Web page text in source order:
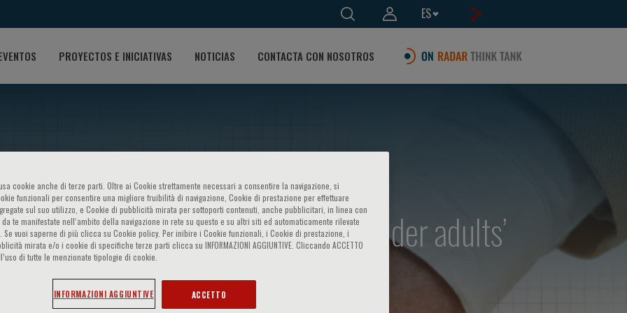
ES
PROYECTOS E INICIATIVAS NOTICIAS CONTACTA CON NOSOTROS
Global Geriatric Task Force for older adults’
cookie anche di terze parti. Oltre ai Cookie strettamente necessari a consentire la navigazione, si
funzionali per consentire una migliore fruibilità di navigazione, Cookie di prestazione per effettuare
sul suo utilizzo, e Cookie di pubblicità mirata per sottoporti contenuti, anche pubblicitari, in linea con
te manifestate nell‘ambito della navigazione in rete su questo e su altri siti ed automaticamente rilevate
Se vuoi saperne di più clicca su Cookie policy. Per inibire i Cookie funzionali, i Cookie di prestazione, i
mirata e/o i cookie di specifiche terze parti clicca su INFORMAZIONI AGGIUNTIVE. Cliccando ACCETTO
di tutte le menzionate tipologie di cookie.
INFORMAZIONI AGGIUNTIVE ACCETTO